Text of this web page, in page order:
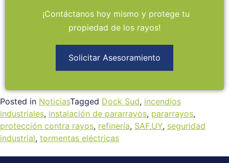
¡Contáctanos hoy mismo y protege tu
propiedad de los rayos!
Solicitar Asesoramiento
Posted in NoticiasTagged Dock Sud, incendios
industriales, instalación de pararrayos, pararrayos,
protección contra rayos, refinería, SAF.UY, seguridad
industrial, tormentas eléctricas